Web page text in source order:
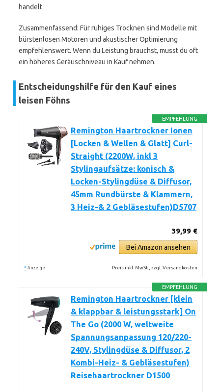
handelt.
Zusammenfassend: Für ruhiges Trocknen sind Modelle mit
bürstenlosen Motoren und akustischer Optimierung
empfehlenswert. Wenn du Leistung brauchst, musst du oft
ein höheres Geräuschniveau in Kauf nehmen.
Entscheidungshilfe für den Kauf eines
leisen Föhns
EMPFEHLUNG
Remington Haartrockner Ionen
[Locken & Wellen & Glatt] Curl-
Straight (2200W, inkl 3
Stylingaufsätze: konisch &
Locken-Stylingdüse & Diffusor,
45mm Rundbürste & Klammern,
3 Heiz-& 2 Gebläsestufen)D5707
39,99 €
Bei Amazon ansehen
* Anzeige Preis inkl. MwSt., zzgl. Versandkosten
EMPFEHLUNG
Remington Haartrockner [klein
& klappbar & leistungsstark] On
The Go (2000 W, weltweite
Spannungsanpassung 120/220-
240V, Stylingdüse & Diffusor, 2
Kombi-Heiz- & Gebläsestufen)
Reisehaartrockner D1500